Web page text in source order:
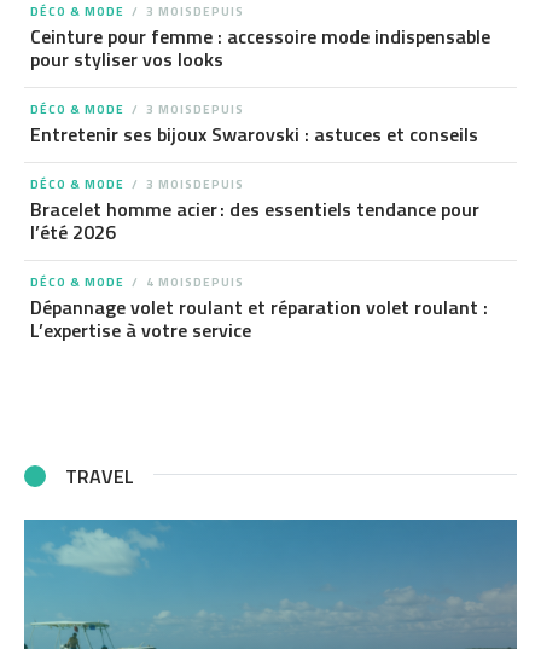
DÉCO & MODE 3 MOISDEPUIS
Ceinture pour femme : accessoire mode indispensable
pour styliser vos looks
DÉCO & MODE 3 MOISDEPUIS
Entretenir ses bijoux Swarovski : astuces et conseils
DÉCO & MODE 3 MOISDEPUIS
Bracelet homme acier : des essentiels tendance pour
l’été 2026
DÉCO & MODE 4 MOISDEPUIS
Dépannage volet roulant et réparation volet roulant :
L’expertise à votre service
TRAVEL